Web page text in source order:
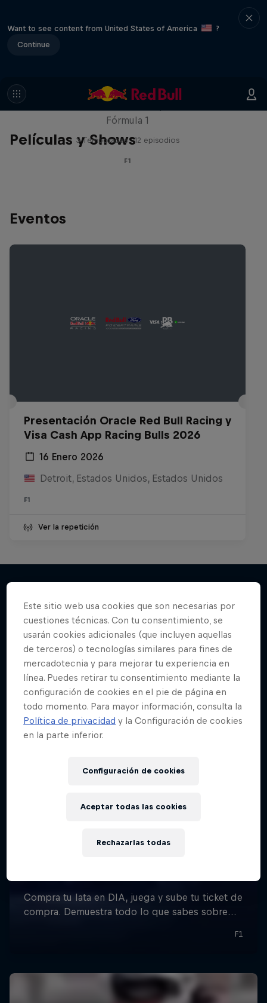
Want to see content from United States of America
?
Continue
Películas y Shows
Red Bull Racing Road Trips
Fórmula 1
3 Temporadas · 12 episodios
F1
Eventos
Presentación Oracle Red Bull Racing y
Visa Cash App Racing Bulls 2026
16 Enero 2026
Detroit, Estados Unidos, Estados Unidos
F1
Ver la repetición
Más contenidos similares
Este sitio web usa cookies que son necesarias por
cuestiones técnicas. Con tu consentimiento, se
usarán cookies adicionales (que incluyen aquellas
de terceros) o tecnologías similares para fines de
mercadotecnia y para mejorar tu experiencia en
línea. Puedes retirar tu consentimiento mediante la
configuración de cookies en el pie de página en
todo momento. Para mayor información, consulta la
Política de privacidad y la Configuración de cookies
en la parte inferior.
Configuración de cookies
Rechazarlas todas
Aceptar todas las cookies